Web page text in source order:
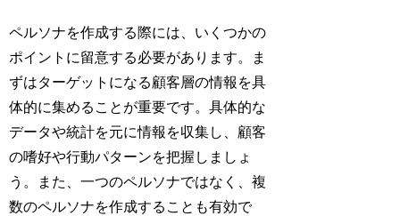
ペルソナを作成する際には、いくつかの
ポイントに留意する必要があります。ま
ずはターゲットになる顧客層の情報を具
体的に集めることが重要です。具体的な
データや統計を元に情報を収集し、顧客
の嗜好や行動パターンを把握しましょ
う。また、一つのペルソナではなく、複
数のペルソナを作成することも有効で